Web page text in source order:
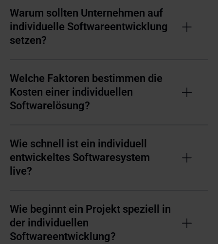
Warum sollten Unternehmen auf
individuelle Softwareentwicklung
setzen?
Welche Faktoren bestimmen die
Kosten einer individuellen
Softwarelösung?
Wie schnell ist ein individuell
entwickeltes Softwaresystem
live?
Wie beginnt ein Projekt speziell in
der individuellen
Softwareentwicklung?